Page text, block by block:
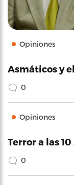
Opiniones
Asmáticos y
0
Opiniones
Terror a las 10
0